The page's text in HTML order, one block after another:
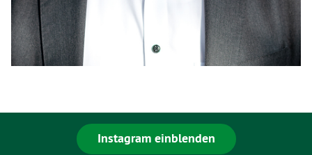
Instagram einblenden